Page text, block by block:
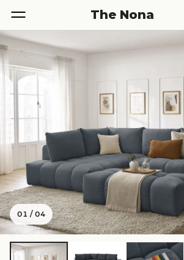
The Nona
01 /04